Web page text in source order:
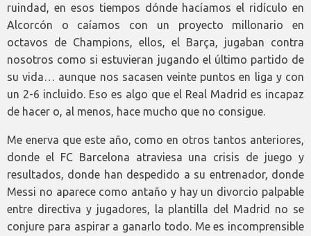
ruindad, en esos tiempos dónde hacíamos el ridículo en
Alcorcón o caíamos con un proyecto millonario en
octavos de Champions, ellos, el Barça, jugaban contra
nosotros como si estuvieran jugando el último partido de
su vida… aunque nos sacasen veinte puntos en liga y con
un 2-6 incluido. Eso es algo que el Real Madrid es incapaz
de hacer o, al menos, hace mucho que no consigue.
Me enerva que este año, como en otros tantos anteriores,
donde el FC Barcelona atraviesa una crisis de juego y
resultados, donde han despedido a su entrenador, donde
Messi no aparece como antaño y hay un divorcio palpable
entre directiva y jugadores, la plantilla del Madrid no se
conjure para aspirar a ganarlo todo. Me es incomprensible